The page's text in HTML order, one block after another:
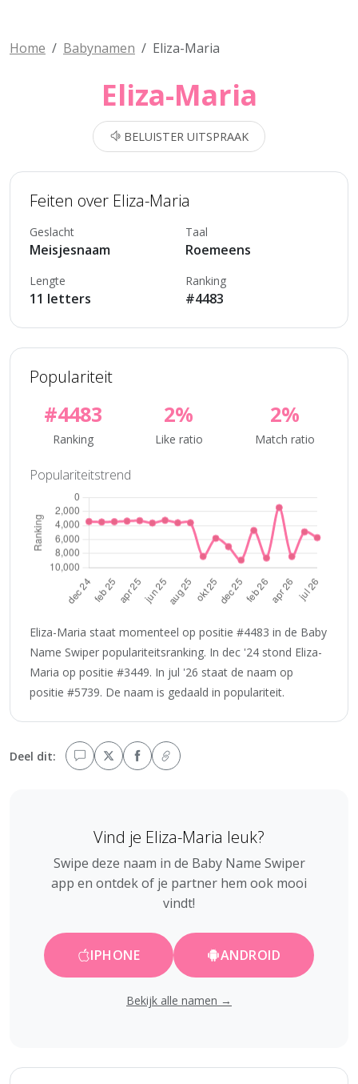
Home Babynamen Eliza-Maria
Eliza-Maria
BELUISTER UITSPRAAK
Feiten over Eliza-Maria
Geslacht
Meisjesnaam
Taal
Roemeens
Lengte
11 letters
Ranking
#4483
Populariteit
#4483
Ranking
2%
Like ratio
2%
Match ratio
Populariteitstrend
Eliza-Maria staat momenteel op positie #4483 in de Baby
Name Swiper populariteitsranking. In dec '24 stond Eliza-
Maria op positie #3449. In jul '26 staat de naam op
positie #5739. De naam is gedaald in populariteit.
Deel dit:
Vind je Eliza-Maria leuk?
Swipe deze naam in de Baby Name Swiper
app en ontdek of je partner hem ook mooi
vindt!
IPHONE ANDROID
Bekijk alle namen →